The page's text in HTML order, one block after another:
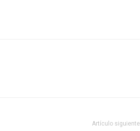
Artículo siguiente